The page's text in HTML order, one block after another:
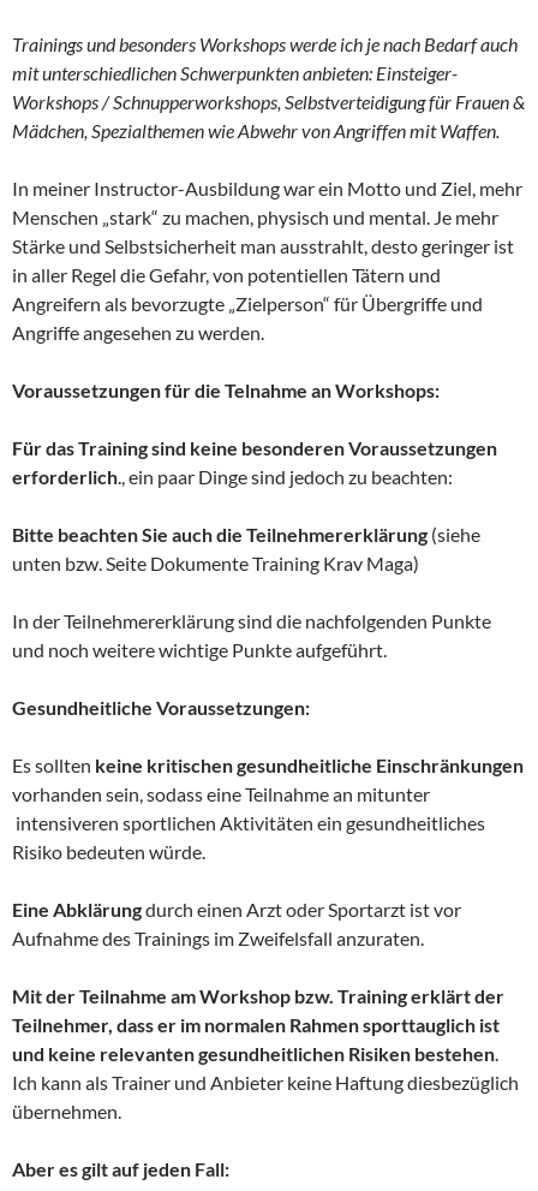
Trainings und besonders Workshops werde ich je nach Bedarf auch
mit unterschiedlichen Schwerpunkten anbieten: Einsteiger-
Workshops / Schnupperworkshops, Selbstverteidigung für Frauen &
Mädchen, Spezialthemen wie Abwehr von Angriffen mit Waffen.
In meiner Instructor-Ausbildung war ein Motto und Ziel, mehr
Menschen „stark“ zu machen, physisch und mental. Je mehr
Stärke und Selbstsicherheit man ausstrahlt, desto geringer ist
in aller Regel die Gefahr, von potentiellen Tätern und
Angreifern als bevorzugte „Zielperson“ für Übergriffe und
Angriffe angesehen zu werden.
Voraussetzungen für die Telnahme an Workshops:
Für das Training sind keine besonderen Voraussetzungen
erforderlich., ein paar Dinge sind jedoch zu beachten:
Bitte beachten Sie auch die Teilnehmererklärung (siehe
unten bzw. Seite Dokumente Training Krav Maga)
In der Teilnehmererklärung sind die nachfolgenden Punkte
und noch weitere wichtige Punkte aufgeführt.
Gesundheitliche Voraussetzungen:
Es sollten keine kritischen gesundheitliche Einschränkungen
vorhanden sein, sodass eine Teilnahme an mitunter
intensiveren sportlichen Aktivitäten ein gesundheitliches
Risiko bedeuten würde.
Eine Abklärungdurch einen Arzt oder Sportarzt ist vor
Aufnahme des Trainings im Zweifelsfall anzuraten.
Mit der Teilnahme am Workshop bzw. Training erklärt der
Teilnehmer, dass er im normalen Rahmen sporttauglich ist
und keine relevanten gesundheitlichen Risiken bestehen.
Ich kann als Trainer und Anbieter keine Haftung diesbezüglich
übernehmen.
Aber es gilt auf jeden Fall: